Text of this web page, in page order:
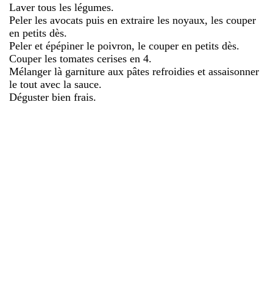
Laver tous les légumes.
Peler les avocats puis en extraire les noyaux, les couper
en petits dès.
Peler et épépiner le poivron, le couper en petits dès.
Couper les tomates cerises en 4.
Mélanger là garniture aux pâtes refroidies et assaisonner
le tout avec la sauce.
Déguster bien frais.